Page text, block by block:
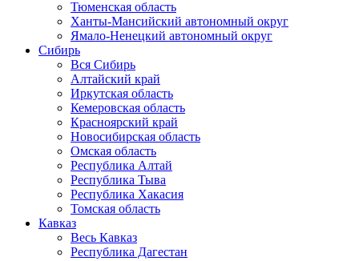
Тюменская область
Ханты-Мансийский автономный округ
Ямало-Ненецкий автономный округ
Сибирь
Вся Сибирь
Алтайский край
Иркутская область
Кемеровская область
Красноярский край
Новосибирская область
Омская область
Республика Алтай
Республика Тыва
Республика Хакасия
Томская область
Кавказ
Весь Кавказ
Республика Дагестан